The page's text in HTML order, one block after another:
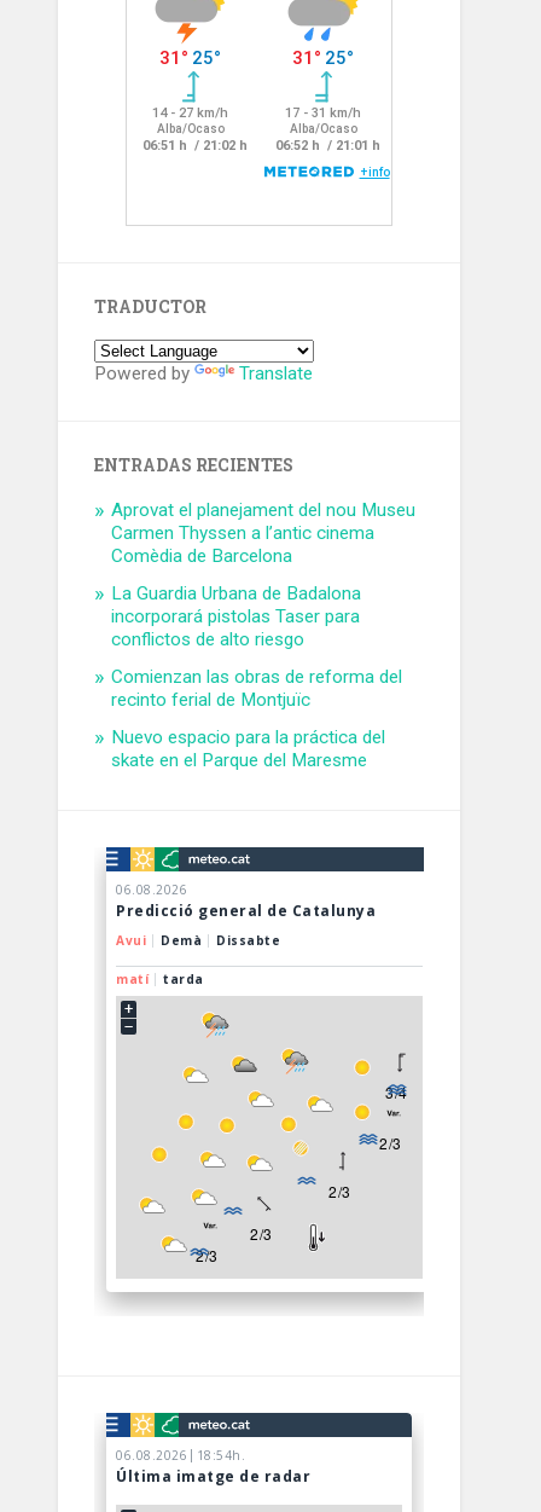
TRADUCTOR
Powered by Translate
ENTRADAS RECIENTES
Aprovat el planejament del nou Museu
Carmen Thyssen a l’antic cinema
Comèdia de Barcelona
La Guardia Urbana de Badalona
incorporará pistolas Taser para
conflictos de alto riesgo
Comienzan las obras de reforma del
recinto ferial de Montjuïc
Nuevo espacio para la práctica del
skate en el Parque del Maresme